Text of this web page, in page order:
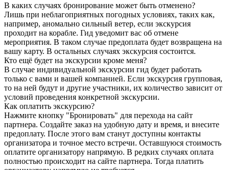
В каких случаях бронирование может быть отменено?
Лишь при неблагоприятных погодных условиях, таких как,
например, аномально сильный ветер, если экскурсия
проходит на корабле. Гид уведомит вас об отмене
мероприятия. В таком случае предоплата будет возвращена на
вашу карту. В остальных случаях экскурсия состоится.
Кто ещё будет на экскурсии кроме меня?
В случае индивидуальной экскурсии гид будет работать
только с вами и вашей компанией. Если экскурсия групповая,
то на ней будут и другие участники, их количество зависит от
условий проведения конкретной экскурсии.
Как оплатить экскурсию?
Нажмите кнопку "Бронировать" для перехода на сайт
партнера. Создайте заказ на удобную дату и время, и внесите
предоплату. После этого вам станут доступны контакты
организатора и точное место встречи. Оставшуюся стоимость
оплатите организатору напрямую. В редких случаях оплата
полностью происходит на сайте партнера. Тогда платить